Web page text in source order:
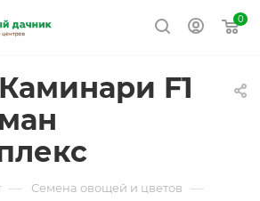
0
F1
— Семена овощей и цветов —